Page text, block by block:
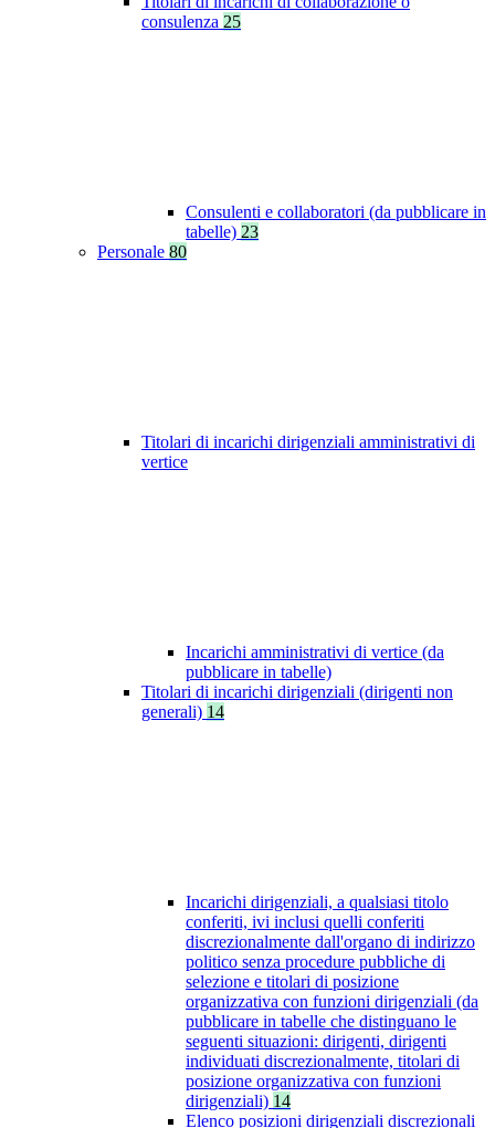
consulenza 25
Consulenti e collaboratori (da pubblicare in
tabelle) 23
Personale 80
Titolari di incarichi dirigenziali amministrativi di
vertice
Incarichi amministrativi di vertice (da
pubblicare in tabelle)
Titolari di incarichi dirigenziali (dirigenti non
generali) 14
Incarichi dirigenziali, a qualsiasi titolo
conferiti, ivi inclusi quelli conferiti
discrezionalmente dall'organo di indirizzo
politico senza procedure pubbliche di
selezione e titolari di posizione
organizzativa con funzioni dirigenziali (da
pubblicare in tabelle che distinguano le
seguenti situazioni: dirigenti, dirigenti
individuati discrezionalmente, titolari di
posizione organizzativa con funzioni
dirigenziali) 14
Elenco posizioni dirigenziali discrezionali